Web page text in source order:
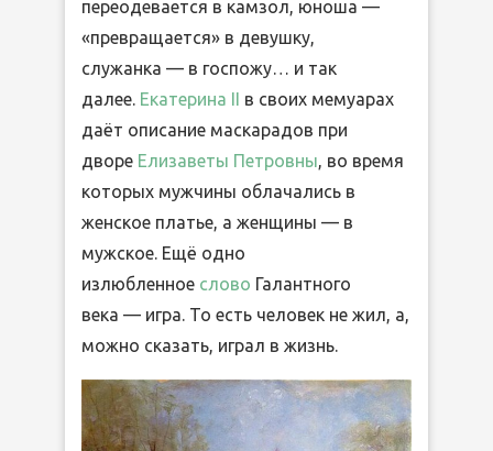
переодевается в камзол, юноша —
«превращается» в девушку,
служанка — в госпожу… и так
далее. Екатерина II в своих мемуарах
даёт описание маскарадов при
дворе Елизаветы Петровны, во время
которых мужчины облачались в
женское платье, а женщины — в
мужское. Ещё одно
излюбленное слово Галантного
века — игра. То есть человек не жил, а,
можно сказать, играл в жизнь.